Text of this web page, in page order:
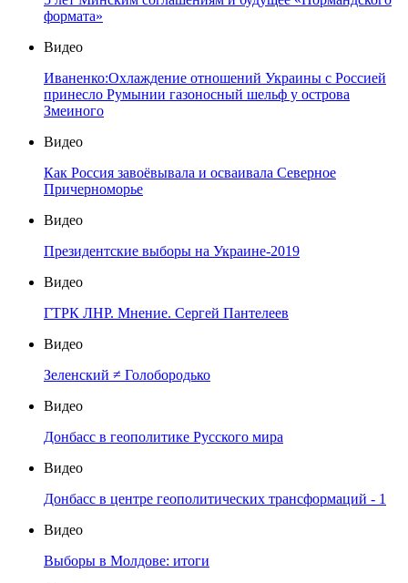
формата»
Видео
Иваненко:Охлаждение отношений Украины с Россией
принесло Румынии газоносный шельф у острова
Змеиного
Видео
Как Россия завоёвывала и осваивала Северное
Причерноморье
Видео
Президентские выборы на Украине-2019
Видео
ГТРК ЛНР. Мнение. Сергей Пантелеев
Видео
Зеленский ≠ Голобородько
Видео
Донбасс в геополитике Русского мира
Видео
Донбасс в центре геополитических трансформаций - 1
Видео
Выборы в Молдове: итоги